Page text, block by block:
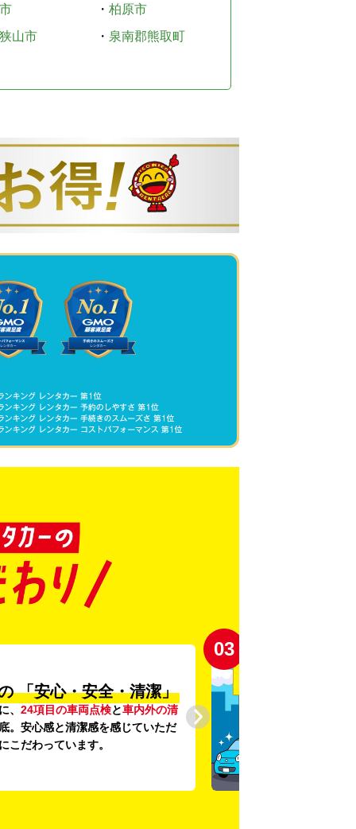
・ 柏原市
山市
・ 泉南郡熊取町
「安心・安全・清潔」
、 24項目の車両点検と車内外の清
。安心感と清潔感を感じていただ
こだわっています。
03